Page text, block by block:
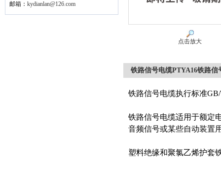
邮箱： kydianlan@126.com
点击放大
铁路信号电缆PTYA16铁路信
铁路信号电缆执行标准GB/
铁路信号电缆适用于额定
音频信号或某些自动装置
塑料绝缘和聚氯乙烯护套